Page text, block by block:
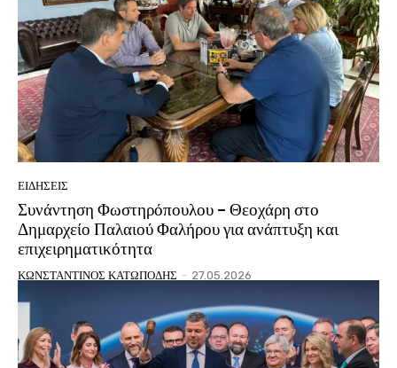
ΕΙΔΗΣΕΙΣ
Συνάντηση Φωστηρόπουλου – Θεοχάρη στο
Δημαρχείο Παλαιού Φαλήρου για ανάπτυξη και
επιχειρηματικότητα
ΚΩΝΣΤΑΝΤΙΝΟΣ ΚΑΤΩΠΟΔΗΣ - 27.05.2026